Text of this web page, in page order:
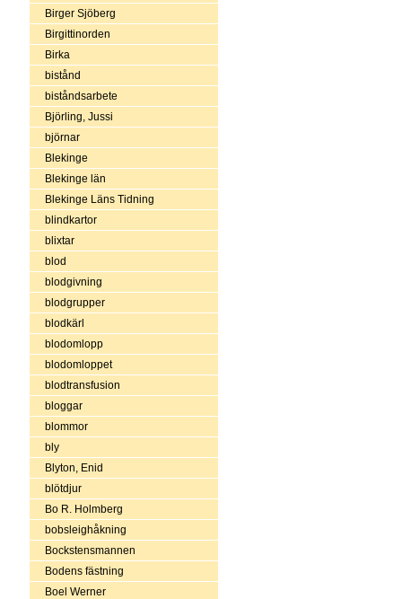
Birger Sjöberg
Birgittinorden
Birka
bistånd
biståndsarbete
Björling, Jussi
björnar
Blekinge
Blekinge län
Blekinge Läns Tidning
blindkartor
blixtar
blod
blodgivning
blodgrupper
blodkärl
blodomlopp
blodomloppet
blodtransfusion
bloggar
blommor
bly
Blyton, Enid
blötdjur
Bo R. Holmberg
bobsleighåkning
Bockstensmannen
Bodens fästning
Boel Werner